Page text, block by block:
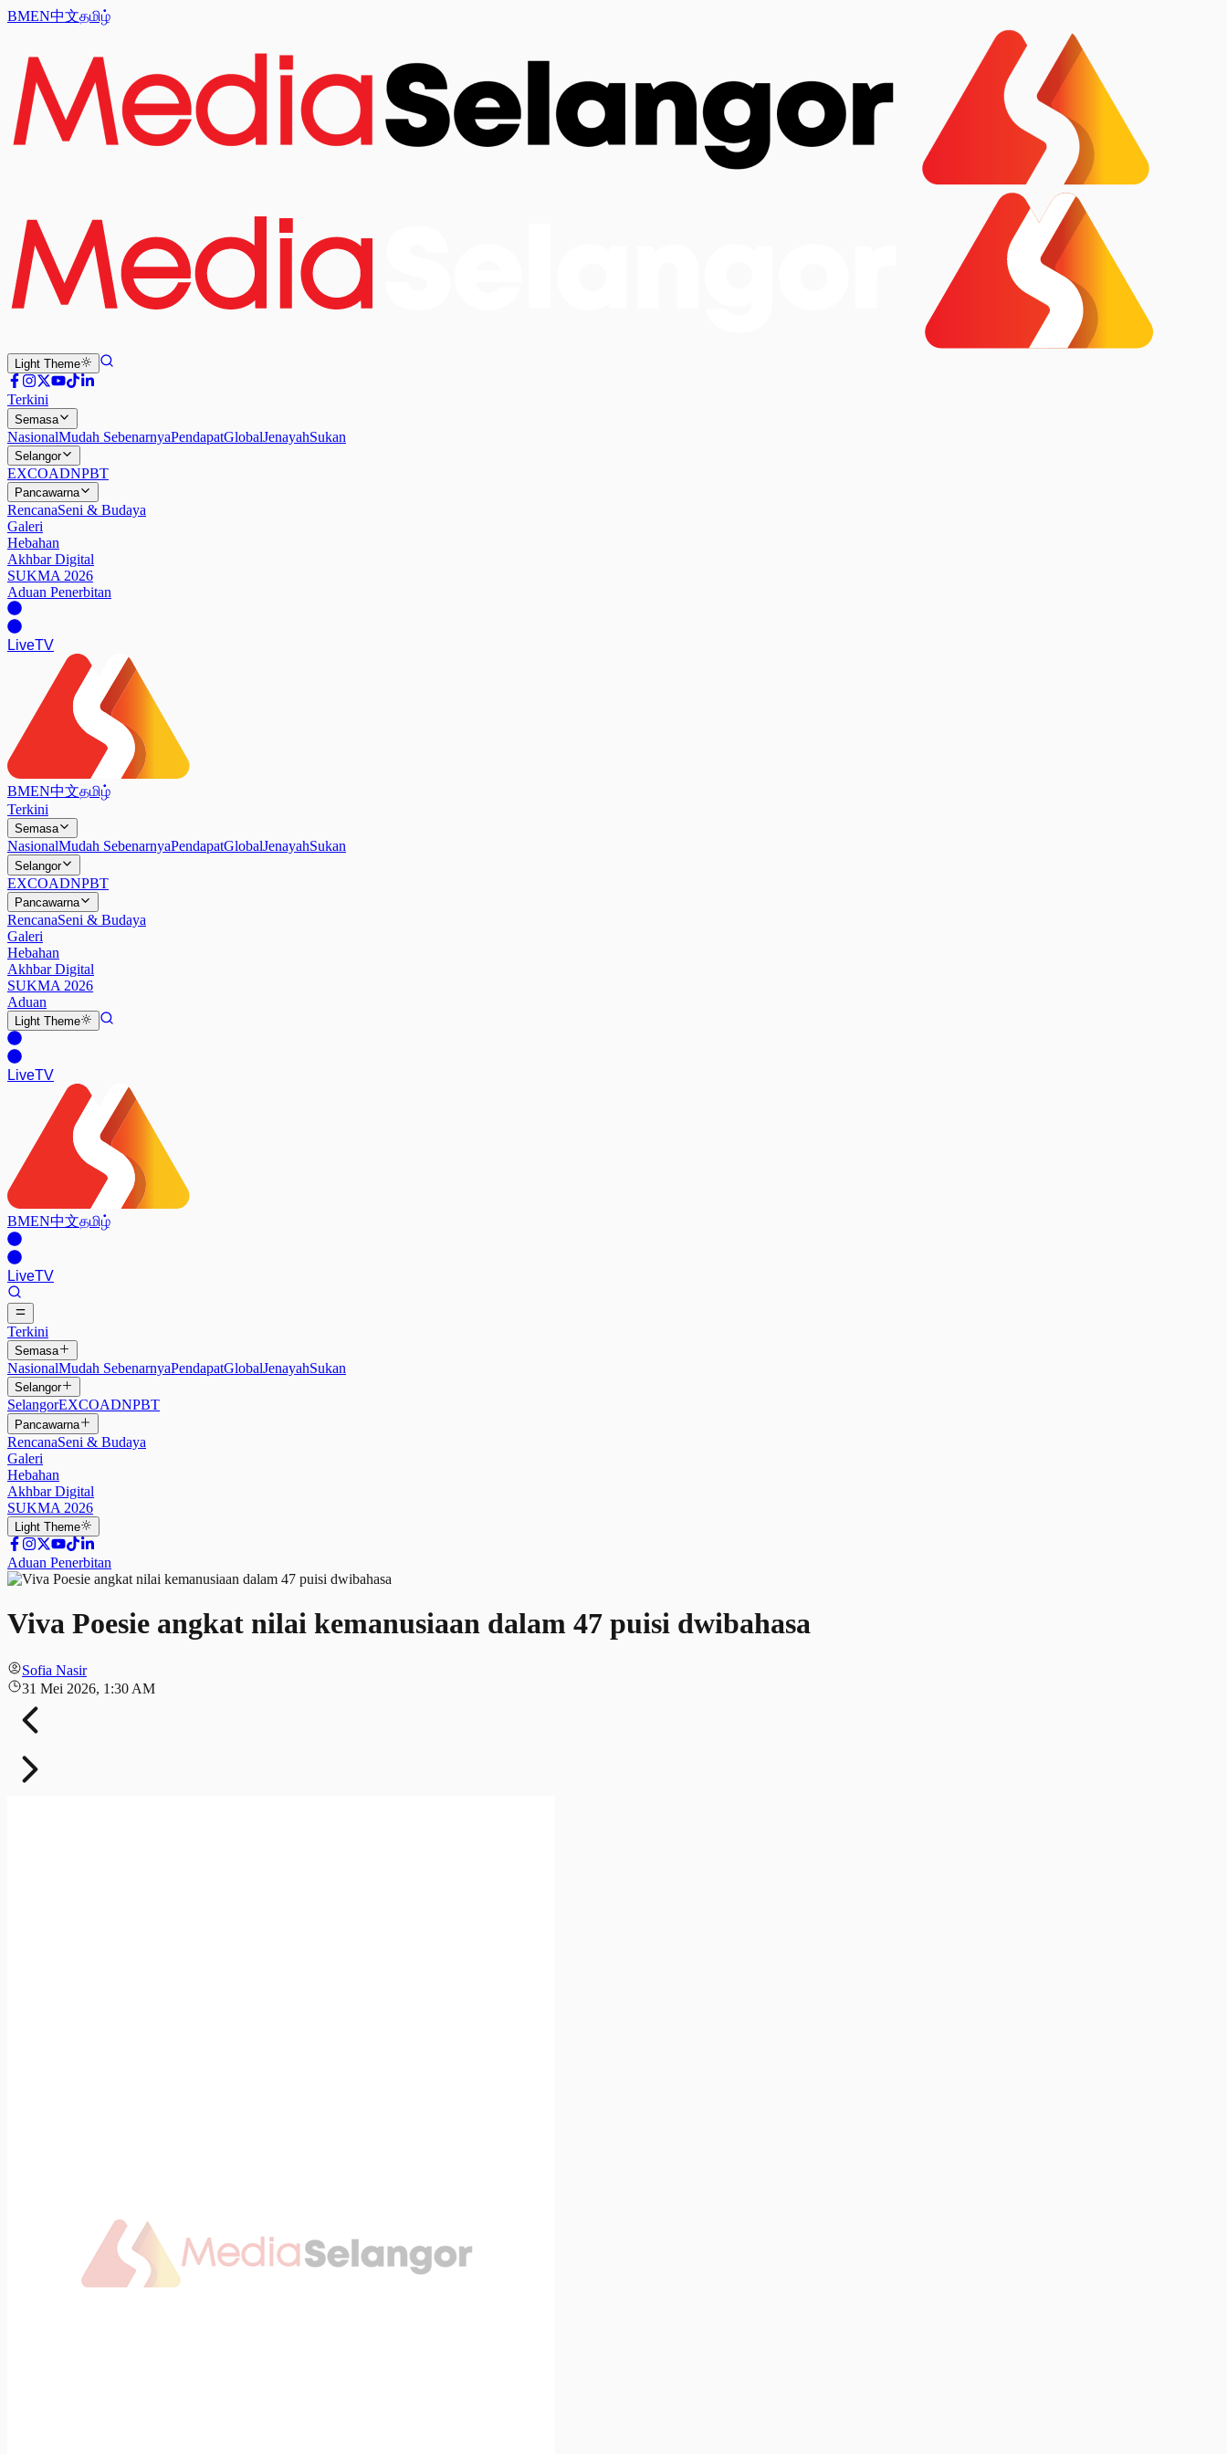
BMEN中文தமிழ்
Light Theme
Terkini
Semasa
NasionalMudah SebenarnyaPendapatGlobalJenayahSukan
Selangor
EXCOADNPBT
Pancawarna
RencanaSeni & Budaya
Galeri
Hebahan
Akhbar Digital
SUKMA 2026
Aduan Penerbitan
LiveTV
BMEN中文தமிழ்
Terkini
Semasa
NasionalMudah SebenarnyaPendapatGlobalJenayahSukan
Selangor
EXCOADNPBT
Pancawarna
RencanaSeni & Budaya
Galeri
Hebahan
Akhbar Digital
SUKMA 2026
Aduan
Light Theme
LiveTV
BMEN中文தமிழ்
LiveTV
Terkini
Semasa
NasionalMudah SebenarnyaPendapatGlobalJenayahSukan
Selangor
SelangorEXCOADNPBT
Pancawarna
RencanaSeni & Budaya
Galeri
Hebahan
Akhbar Digital
SUKMA 2026
Light Theme
Aduan Penerbitan
Viva Poesie angkat nilai kemanusiaan dalam 47 puisi dwibahasa
Sofia Nasir
31 Mei 2026, 1:30 AM